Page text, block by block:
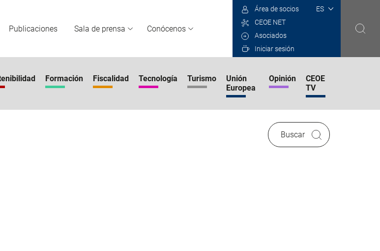
Publicaciones Sala de prensa Conócenos
Select
Área de socios
CEOE NET
Asociados
Iniciar sesión
Formación Fiscalidad Tecnología Turismo
Unión
Europea
Opinión
CEOE
TV
Buscar